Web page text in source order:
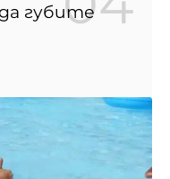
губите